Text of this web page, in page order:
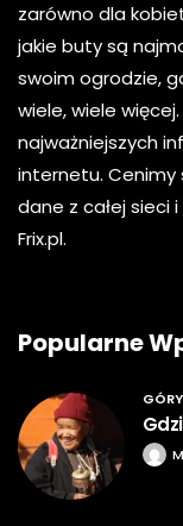
zarówno dla
jakie buty są
swoim ogrodzie,
wiele, wiele
najważniejszych
internetu.
dane z całej
Frix.pl.
Popularne
GÓRY